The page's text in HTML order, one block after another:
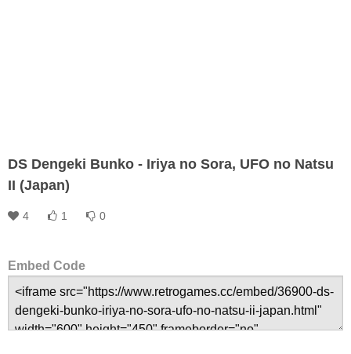
DS Dengeki Bunko - Iriya no Sora, UFO no Natsu
II (Japan)
4 1 0
Embed Code